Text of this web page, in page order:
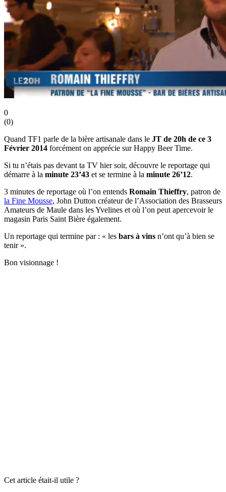
0
(0)
Quand TF1 parle de la bière artisanale dans le JT de 20h de ce 3
Février 2014 forcément on apprécie sur Happy Beer Time.
Si tu n’étais pas devant ta TV hier soir, découvre le reportage qui
démarre à la minute 23’43 et se termine à la minute 26’12.
3 minutes de reportage où l’on entends Romain Thieffry, patron de
la Fine Mousse, John Dutton créateur de l’Association des Brasseurs
Amateurs de Maule dans les Yvelines et où l’on peut apercevoir le
magasin Paris Saint Bière également.
Un reportage qui termine par : « les bars à vins n’ont qu’à bien se
tenir ».
Bon visionnage !
Cet article était-il utile ?